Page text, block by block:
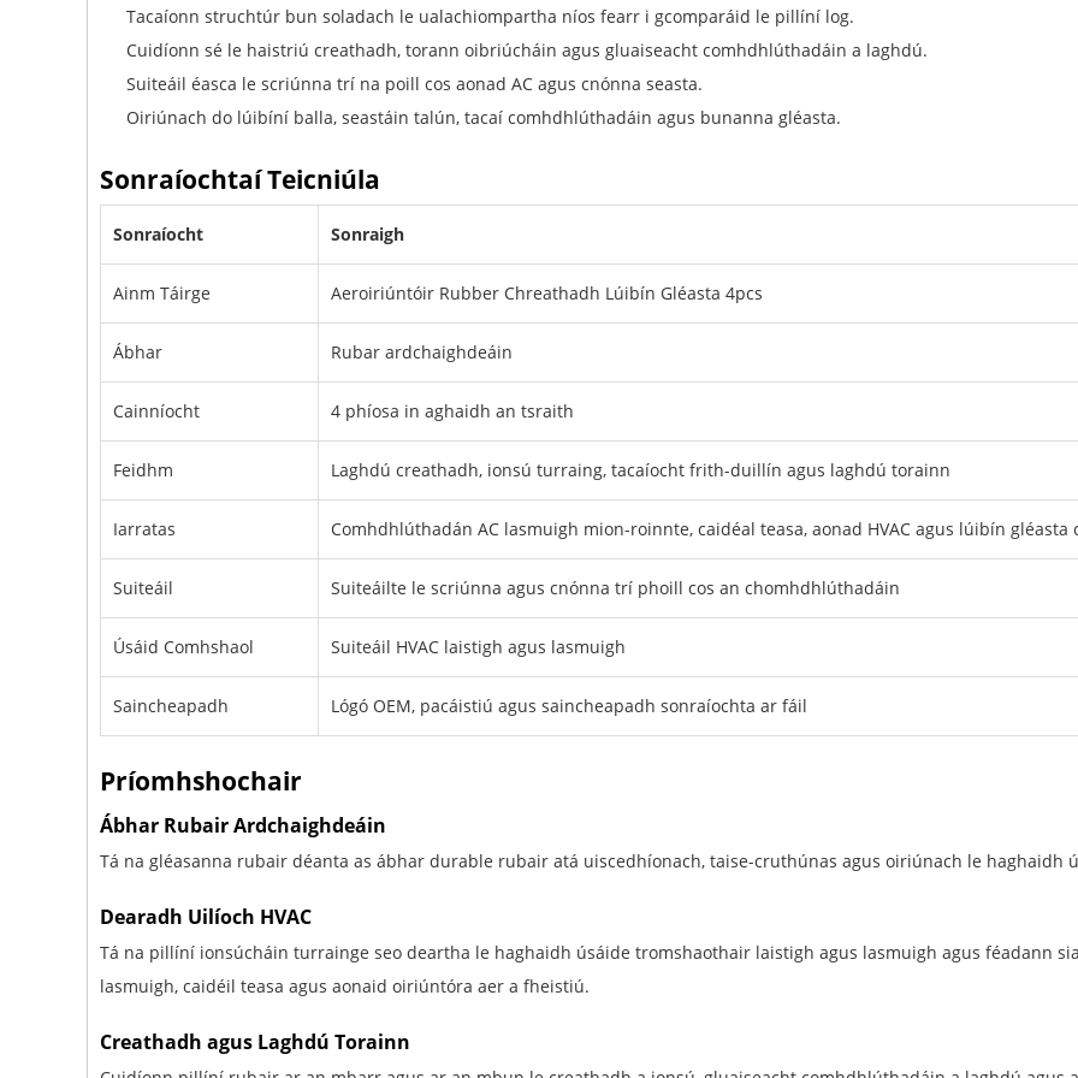
Tacaíonn struchtúr bun soladach le ualachiompartha níos fearr i gcomparáid le pillíní log.
Cuidíonn sé le haistriú creathadh, torann oibriúcháin agus gluaiseacht comhdhlúthadáin a laghdú.
Suiteáil éasca le scriúnna trí na poill cos aonad AC agus cnónna seasta.
Oiriúnach do lúibíní balla, seastáin talún, tacaí comhdhlúthadáin agus bunanna gléasta.
Sonraíochtaí Teicniúla
Sonraíocht Sonraigh
Ainm Táirge Aeroiriúntóir Rubber Chreathadh Lúibín Gléasta 4pcs
Ábhar Rubar ardchaighdeáin
Cainníocht 4 phíosa in aghaidh an tsraith
Feidhm Laghdú creathadh, ionsú turraing, tacaíocht frith-duillín agus laghdú torainn
Iarratas Comhdhlúthadán AC lasmuigh mion-roinnte, caidéal teasa, aonad HVAC agus lúibín
Suiteáil Suiteáilte le scriúnna agus cnónna trí phoill cos an chomhdhlúthadáin
Úsáid Comhshaol Suiteáil HVAC laistigh agus lasmuigh
Saincheapadh Lógó OEM, pacáistiú agus saincheapadh sonraíochta ar fáil
Príomhshochair
Ábhar Rubair Ardchaighdeáin
Tá na gléasanna rubair déanta as ábhar durable rubair atá uiscedhíonach, taise-cruthúnas agus oiriúnach le haghaidh
Dearadh Uilíoch HVAC
Tá na pillíní ionsúcháin turrainge seo deartha le haghaidh úsáide tromshaothair laistigh agus lasmuigh agus féadann
lasmuigh, caidéil teasa agus aonaid oiriúntóra aer a fheistiú.
Creathadh agus Laghdú Torainn